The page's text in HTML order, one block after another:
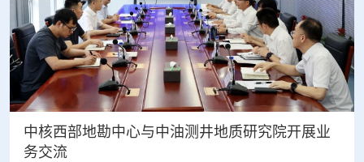
中核西部地勘中心与中油测井地质研究院开展业
务交流